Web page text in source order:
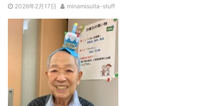
2026年2月17日 minamisuita-stuff